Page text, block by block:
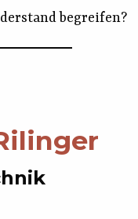
begreifen?